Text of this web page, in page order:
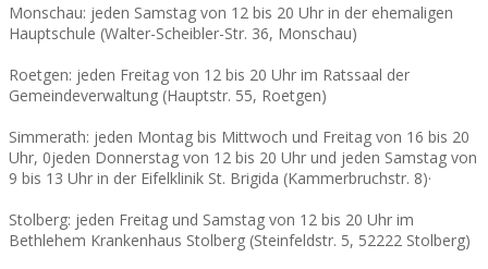
Monschau: jeden Samstag von 12 bis 20 Uhr in der ehemaligen
Hauptschule (Walter-Scheibler-Str. 36, Monschau)
Roetgen: jeden Freitag von 12 bis 20 Uhr im Ratssaal der
Gemeindeverwaltung (Hauptstr. 55, Roetgen)
Simmerath: jeden Montag bis Mittwoch und Freitag von 16 bis 20
Uhr, 0jeden Donnerstag von 12 bis 20 Uhr und jeden Samstag von
9 bis 13 Uhr in der Eifelklinik St. Brigida (Kammerbruchstr. 8)·
Stolberg: jeden Freitag und Samstag von 12 bis 20 Uhr im
Bethlehem Krankenhaus Stolberg (Steinfeldstr. 5, 52222 Stolberg)